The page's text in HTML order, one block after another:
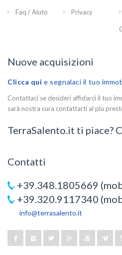
Faq / Aiuto Privacy
Nuove acquisizioni
Clicca qui e segnalaci il tuo
Contattaci se desideri affidarci il tuo
sarà nostra cura contattarti al più
TerraSalento.it ti piace?
Contatti
+39.348.1805669
+39.320.9117340
info@terrasalento.it